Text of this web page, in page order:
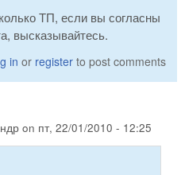
ТП, если вы согласны
высказывайтесь.
in or register to post comments
on пт, 22/01/2010 - 12:25